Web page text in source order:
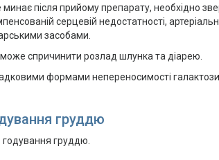
після прийому препарату, необхідно
серцевій недостатності, артеріальній
засобами.
спричинити розлад шлунка та діарею.
формами непереносимості
груддю
годування груддю.